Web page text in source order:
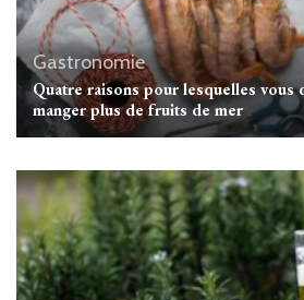
Gastronomie
Quatre raisons pour lesquelles vous
manger plus de fruits de mer